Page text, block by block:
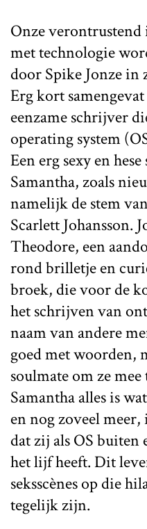
Onze
met technologie
door Spike Jonze
Erg kort
eenzame schrijver
operating system
Een erg sexy en
Samantha, zoals
namelijk de stem
Scarlett Johansson.
Theodore, een
rond brilletje en
broek, die voor de
het schrijven van
naam van andere
goed met woorden,
soulmate om ze
Samantha alles is
en nog zoveel
dat zij als OS buiten
het lijf heeft. Dit
seksscènes op die
tegelijk zijn.